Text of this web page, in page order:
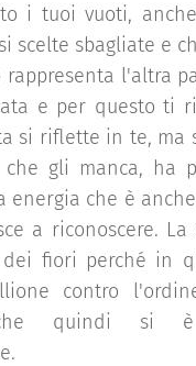
i tuoi vuoti,
scelte sbagliate e
rappresenta l'altra
e per questo ti
si riflette in te, ma
gli manca, ha
energia che è
a riconoscere. La
fiori perché in
contro
quindi si